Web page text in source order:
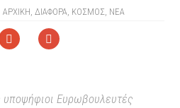
ΑΡΧΙΚΉ ΔΙΆΦΟΡΑ ΚΟΣΜΟΣ ΝΕΑ
υποψήφιοι Ευρωβουλευτές